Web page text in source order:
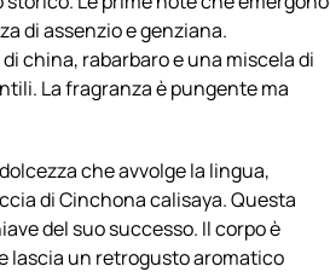
di assenzio e genziana.
china, rabarbaro e una miscela di
La fragranza è pungente ma
che avvolge la lingua,
di Cinchona calisaya. Questa
del suo successo. Il corpo è
lascia un retrogusto aromatico